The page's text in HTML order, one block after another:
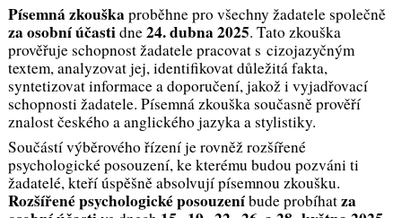
Písemná zkouška proběhne pro všechny žadatele společně
za osobní účastidne24. dubna 2025. Tato zkouška
prověřuje schopnost žadatele pracovat s cizojazyčným
textem, analyzovat jej, identifikovat důležitá fakta,
syntetizovat informace a doporučení, jakož i vyjadřovací
schopnosti žadatele. Písemná zkouška současně prověří
znalost českého a anglického jazyka a stylistiky.
Součástí výběrového řízení je rovněž rozšířené
psychologické posouzení, ke kterému budou pozváni ti
žadatelé, kteří úspěšně absolvují písemnou zkoušku.
Rozšířené psychologické posouzeníbude probíhatza